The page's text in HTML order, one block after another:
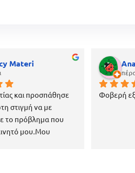
Materi
και προσπάθησε
στιγμή να με
το πρόβλημα που
μου.Μου
Φοβερή